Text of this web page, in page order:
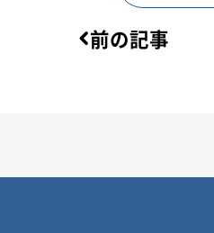
前の記事